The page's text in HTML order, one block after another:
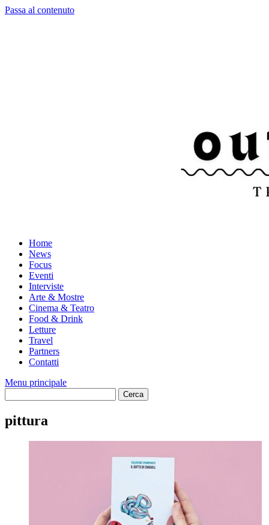
Passa al contenuto
Home
News
Focus
Eventi
Interviste
Arte & Mostre
Cinema & Teatro
Food & Drink
Letture
Travel
Partners
Contatti
Menu principale
pittura